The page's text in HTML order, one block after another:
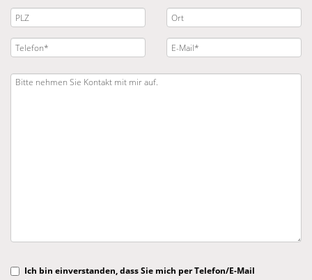
Ich bin einverstanden, dass Sie mich per Telefon/E-Mail